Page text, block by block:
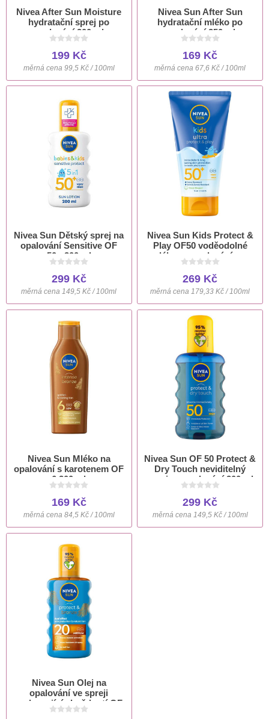
Nivea After Sun Moisture
hydratační sprej po
opalování 200 ml
199 Kč
měrná cena 99,5 Kč / 100ml
Nivea Sun After Sun
hydratační mléko po
opalování 250 ml
169 Kč
měrná cena 67,6 Kč / 100ml
Nivea Sun Dětský sprej na
opalování Sensitive OF
50+ 200 ml
299 Kč
měrná cena 149,5 Kč / 100ml
Nivea Sun Kids Protect &
Play OF50 voděodolné
mléko na opalování pro
děti 150 ml
269 Kč
měrná cena 179,33 Kč / 100ml
Nivea Sun Mléko na
opalování s karotenem OF
6 200 ml
169 Kč
měrná cena 84,5 Kč / 100ml
Nivea Sun OF 50 Protect &
Dry Touch neviditelný
sprej na opalování 200 ml
299 Kč
měrná cena 149,5 Kč / 100ml
Nivea Sun Olej na
opalování ve spreji
podporující zhnědnutí OF
20 200 ml